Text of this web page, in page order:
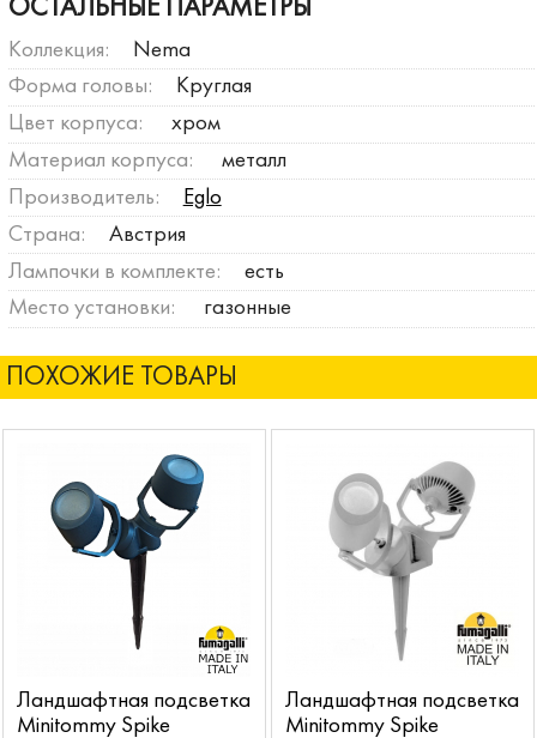
ОСТАЛЬНЫЕ ПАРАМЕТРЫ
Коллекция:
Nema
Форма головы:
Круглая
Цвет корпуса:
хром
Материал корпуса:
металл
Производитель:
Eglo
Страна:
Австрия
Лампочки в комплекте:
есть
Место установки:
газонные
ПОХОЖИЕ ТОВАРЫ
Ландшафтная подсветка
Minitommy Spike
Ландшафтная подсветка
Minitommy Spike